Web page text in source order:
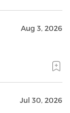
Aug 3, 2026
Jul 30, 2026